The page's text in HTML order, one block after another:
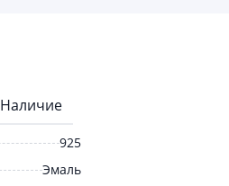
Наличие
925
Эмаль